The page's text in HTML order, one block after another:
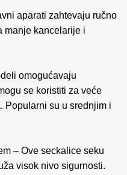
aparati zahtevaju ručno
manje kancelarije i
omogućavaju
se koristiti za veće
Popularni su u srednjim i
– Ove seckalice seku
visok nivo sigurnosti.